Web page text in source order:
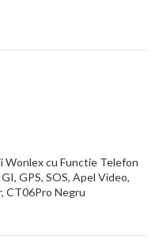
Wonlex cu Functie Telefon
GPS, SOS, Apel Video,
CT06Pro Negru